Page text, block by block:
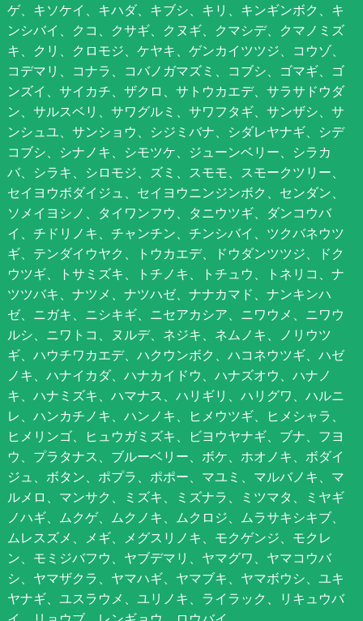
ゲ、キソケイ、キハダ、キブシ、キリ、キンギンボク、キ
ンシバイ、クコ、クサギ、クヌギ、クマシデ、クマノミズ
キ、クリ、クロモジ、ケヤキ、ゲンカイツツジ、コウゾ、
コデマリ、コナラ、コバノガマズミ、コブシ、ゴマギ、ゴ
ンズイ、サイカチ、ザクロ、サトウカエデ、サラサドウダ
ン、サルスベリ、サワグルミ、サワフタギ、サンザシ、サ
ンシュユ、サンショウ、シジミバナ、シダレヤナギ、シデ
コブシ、シナノキ、シモツケ、ジューンベリー、シラカ
バ、シラキ、シロモジ、ズミ、スモモ、スモークツリー、
セイヨウボダイジュ、セイヨウニンジンボク、センダン、
ソメイヨシノ、タイワンフウ、タニウツギ、ダンコウバ
イ、チドリノキ、チャンチン、チンシバイ、ツクバネウツ
ギ、テンダイウヤク、トウカエデ、ドウダンツツジ、ドク
ウツギ、トサミズキ、トチノキ、トチュウ、トネリコ、ナ
ツツバキ、ナツメ、ナツハゼ、ナナカマド、ナンキンハ
ゼ、ニガキ、ニシキギ、ニセアカシア、ニワウメ、ニワウ
ルシ、ニワトコ、ヌルデ、ネジキ、ネムノキ、ノリウツ
ギ、ハウチワカエデ、ハクウンボク、ハコネウツギ、ハゼ
ノキ、ハナイカダ、ハナカイドウ、ハナズオウ、ハナノ
キ、ハナミズキ、ハマナス、ハリギリ、ハリグワ、ハルニ
レ、ハンカチノキ、ハンノキ、ヒメウツギ、ヒメシャラ、
ヒメリンゴ、ヒュウガミズキ、ビヨウヤナギ、ブナ、フヨ
ウ、プラタナス、ブルーベリー、ボケ、ホオノキ、ボダイ
ジュ、ボタン、ポプラ、ポポー、マユミ、マルバノキ、マ
ルメロ、マンサク、ミズキ、ミズナラ、ミツマタ、ミヤギ
ノハギ、ムクゲ、ムクノキ、ムクロジ、ムラサキシキブ、
ムレスズメ、メギ、メグスリノキ、モクゲンジ、モクレ
ン、モミジバフウ、ヤブデマリ、ヤマグワ、ヤマコウバ
シ、ヤマザクラ、ヤマハギ、ヤマブキ、ヤマボウシ、ユキ
ヤナギ、ユスラウメ、ユリノキ、ライラック、リキュウバ